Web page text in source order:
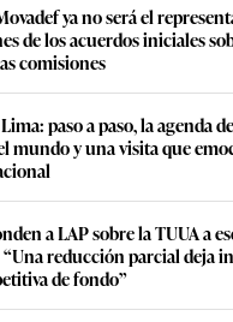
ya no será el
de los acuerdos iniciales
comisiones
paso a paso, la agenda
mundo y una visita que
a LAP sobre la TUUA a
reducción parcial deja
de fondo”